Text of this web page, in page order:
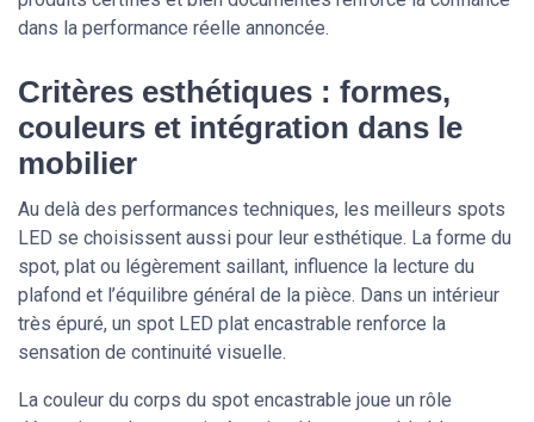
dans la performance réelle annoncée.
Critères esthétiques : formes,
couleurs et intégration dans le
mobilier
Au delà des performances techniques, les meilleurs spots
LED se choisissent aussi pour leur esthétique. La forme du
spot, plat ou légèrement saillant, influence la lecture du
plafond et l’équilibre général de la pièce. Dans un intérieur
très épuré, un spot LED plat encastrable renforce la
sensation de continuité visuelle.
La couleur du corps du spot encastrable joue un rôle